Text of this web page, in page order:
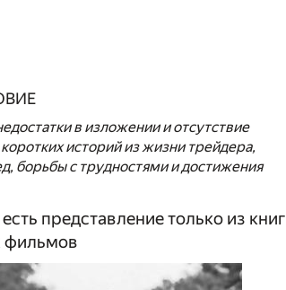
в изложении и отсутствие
историй из жизни трейдера,
борьбы с трудностями и достижения
представление только из книг
фильмов